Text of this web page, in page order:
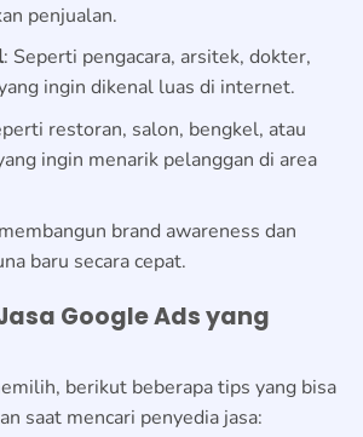
penjualan.
: Seperti pengacara, arsitek, dokter,
ingin dikenal luas di internet.
restoran, salon, bengkel, atau
ingin menarik pelanggan di area
brand awareness dan
baru secara cepat.
Google Ads yang
berikut beberapa tips yang bisa
saat mencari penyedia jasa: